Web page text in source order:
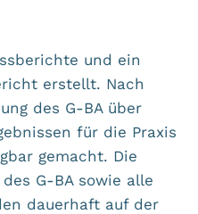
und ein
erstellt. Nach
des G-BA über
für die Praxis
gemacht. Die
des G-BA sowie alle
dauerhaft auf der